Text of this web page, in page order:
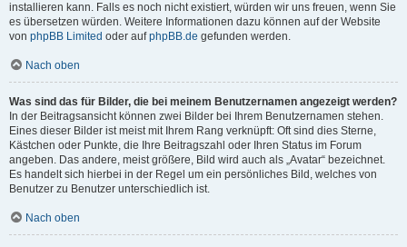
installieren kann. Falls es noch nicht existiert, würden wir uns freuen, wenn Sie
es übersetzen würden. Weitere Informationen dazu können auf der Website
von phpBB Limited oder aufphpBB.de gefunden werden.
Nach oben
Was sind das für Bilder, die bei meinem Benutzernamen angezeigt werden?
In der Beitragsansicht können zwei Bilder bei Ihrem Benutzernamen stehen.
Eines dieser Bilder ist meist mit Ihrem Rang verknüpft: Oft sind dies Sterne,
Kästchen oder Punkte, die Ihre Beitragszahl oder Ihren Status im Forum
angeben. Das andere, meist größere, Bild wird auch als „Avatar“ bezeichnet.
Es handelt sich hierbei in der Regel um ein persönliches Bild, welches von
Benutzer zu Benutzer unterschiedlich ist.
Nach oben